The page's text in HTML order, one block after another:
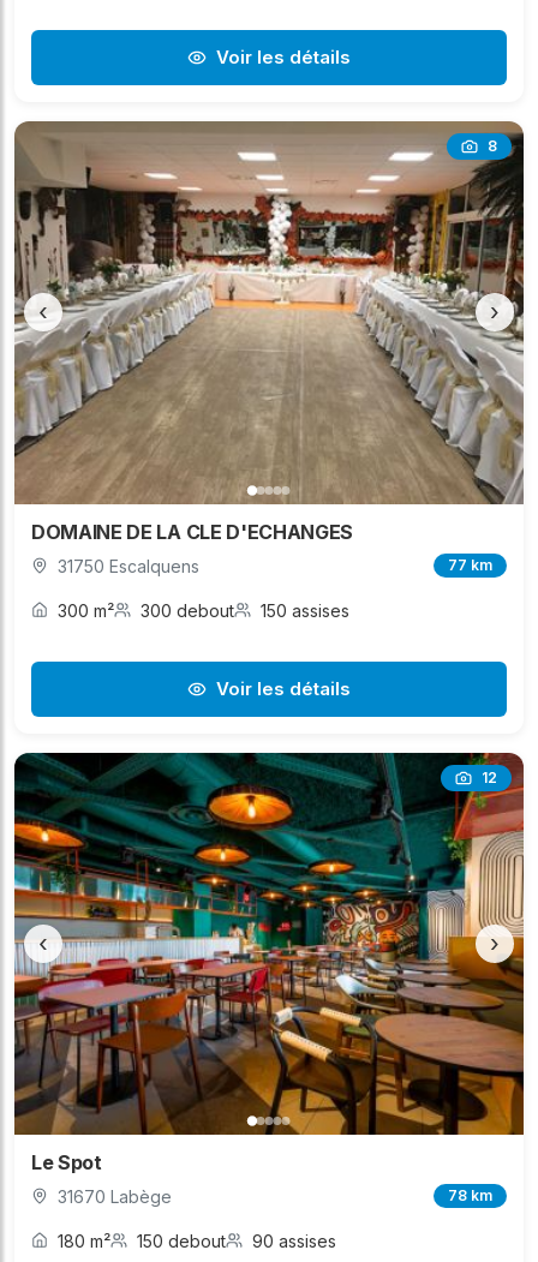
Voir les détails
8
‹ ›
DOMAINE DE LA CLE D'ECHANGES
31750 Escalquens 77 km
300 m² 300 debout 150 assises
Voir les détails
12
‹ ›
Le Spot
31670 Labège 78 km
180 m² 150 debout 90 assises